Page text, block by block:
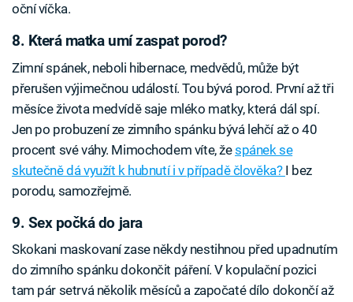
oční víčka.
8. Která matka umí zaspat porod?
Zimní spánek, neboli hibernace, medvědů, může být
přerušen výjimečnou událostí. Tou bývá porod. První až tři
měsíce života medvídě saje mléko matky, která dál spí.
Jen po probuzení ze zimního spánku bývá lehčí až o 40
procent své váhy. Mimochodem víte, žespánek se
skutečně dá využít k hubnutí i v případě člověka? I bez
porodu, samozřejmě.
9. Sex počká do jara
Skokani maskovaní zase někdy nestihnou před upadnutím
do zimního spánku dokončit páření. V kopulační pozici
tam pár setrvá několik měsíců a započaté dílo dokončí až